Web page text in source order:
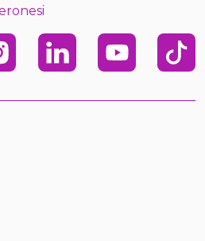
Linkedin Youtube TikTok